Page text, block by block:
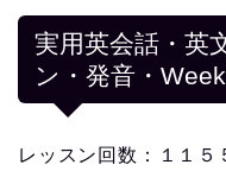
実用英会話・英
ン・発音・
レッスン回数：１１５